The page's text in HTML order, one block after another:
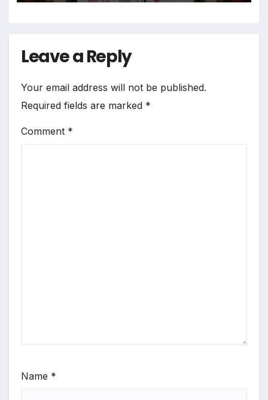
Leave a Reply
Your email address will not be published.
Required fields are marked *
Comment *
Name *